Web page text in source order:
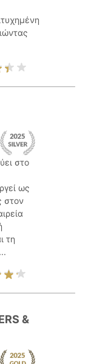
στο
ως
στον
τη
&